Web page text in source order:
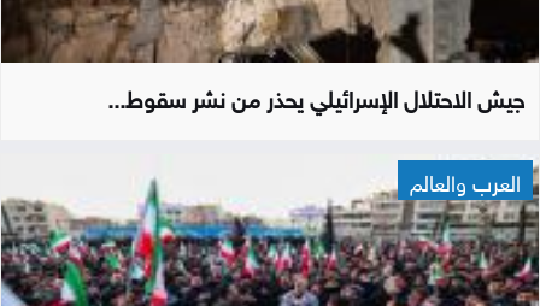
جيش الاحتلال الإسرائيلي يحذر من نشر سقوط...
العرب والعالم